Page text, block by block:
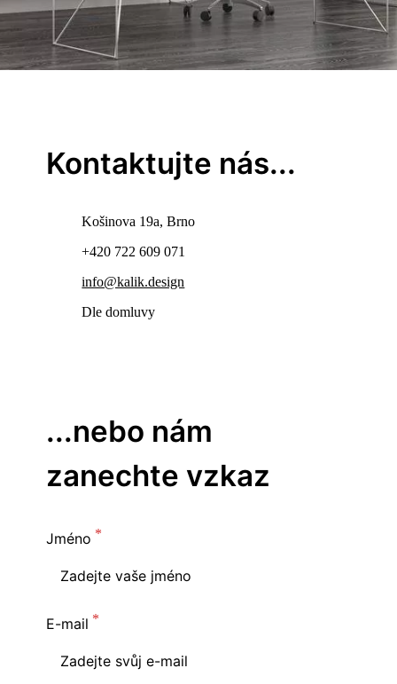
...nebo nám
zanechte vzkaz
Jméno
E-mail
Kontaktujte nás...
Košinova 19a, Brno
+420 722 609 071
info@kalik.design
Dle domluvy